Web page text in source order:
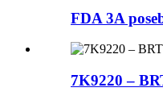
FDA 3A
7K9220 –